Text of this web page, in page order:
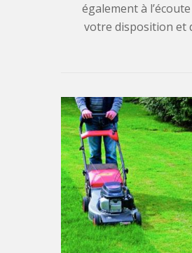
également à
votre disposition et